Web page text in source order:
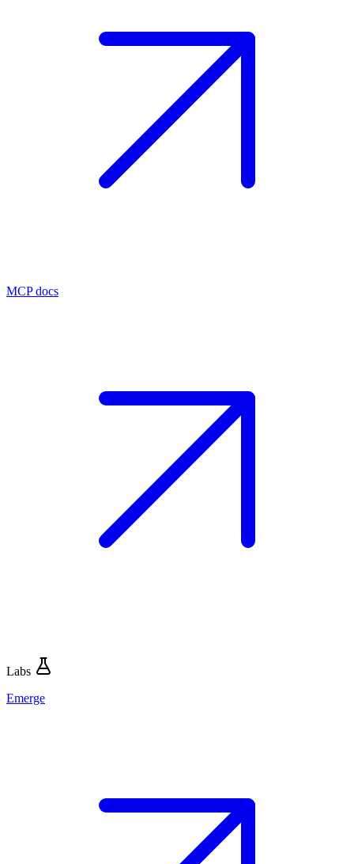
MCP docs
Labs
Emerge